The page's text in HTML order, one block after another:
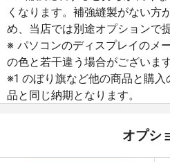
くなります。補強縫製がない方
め、当店では別途オプションで
※ パソコンのディスプレイのメ
の色と若干違う場合がございます
※1 のぼり旗など他の商品と購
品と同じ納期となります。
オプシ